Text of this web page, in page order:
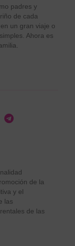
padres y
de cada
un gran viaje o
Ahora es
de la
y el
las
de las